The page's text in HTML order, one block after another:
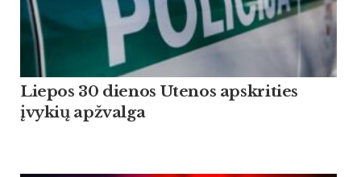
Liepos 30 dienos Utenos apskrities
įvykių apžvalga